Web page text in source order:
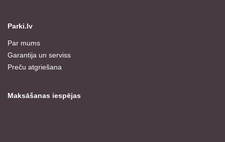
Parki.lv
Par mums
Garantija un serviss
Preču atgriešana
Maksāšanas iespējas